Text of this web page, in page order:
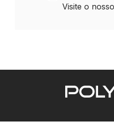
Visite o